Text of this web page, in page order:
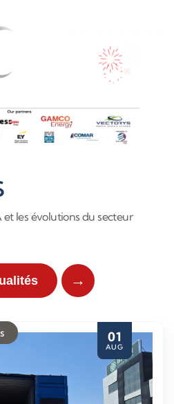
et les évolutions du secteur
→
01
AUG